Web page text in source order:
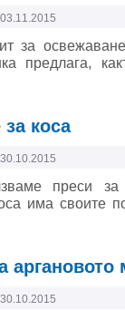
03.11.2015
за
предлага,
коса
30.10.2015
преси за
има своите
аргановото
30.10.2015